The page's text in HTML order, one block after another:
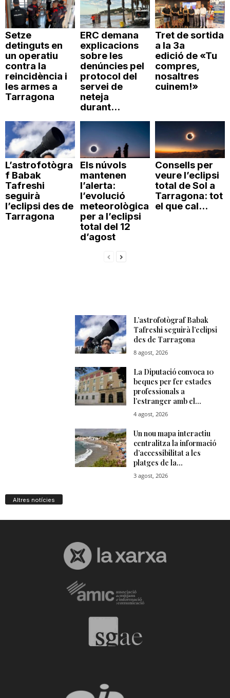
Setze
detinguts en
un operatiu
contra la
reincidència i
les armes a
Tarragona
ERC demana
explicacions
sobre les
denúncies pel
protocol del
servei de
neteja
durant...
Tret de sortida
a la 3a
edició de «Tu
compres,
nosaltres
cuinem!»
L’astrofotògra
f Babak
Tafreshi
seguirà
l’eclipsi des de
Tarragona
Els núvols
mantenen
l’alerta:
l’evolució
meteorològica
per a l’eclipsi
total del 12
d’agost
Consells per
veure l’eclipsi
total de Sol a
Tarragona: tot
el que cal...
Altres notícies